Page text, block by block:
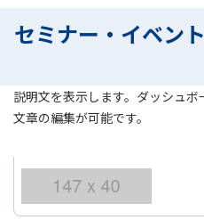
セミナー・イベント
説明文を表示します。ダッシュ
文章の編集が可能です。